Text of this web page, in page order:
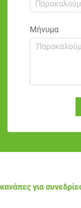
Μήνυμα
κανάπες για